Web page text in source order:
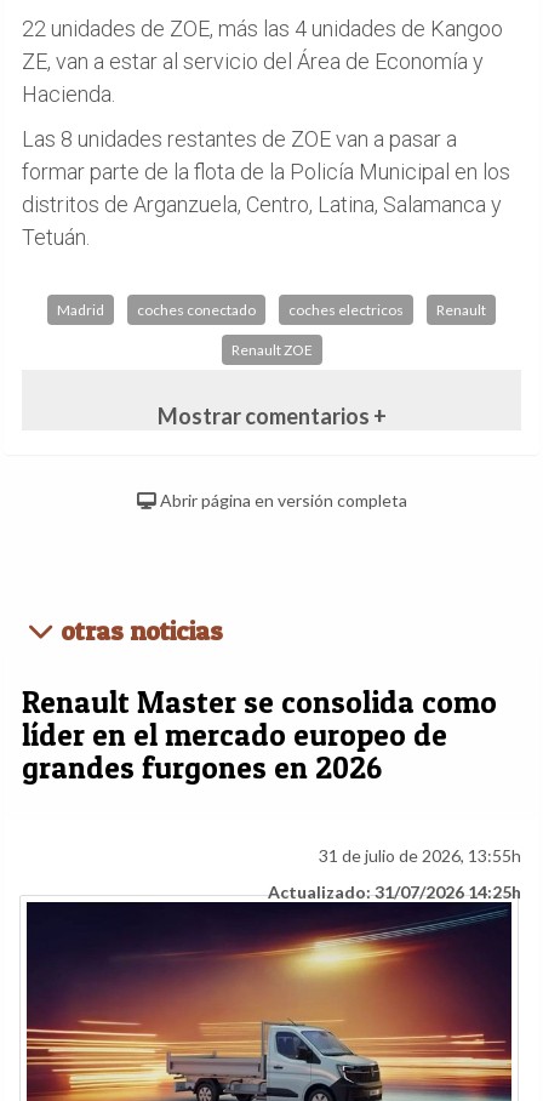
22 unidades de ZOE, más las 4 unidades de Kangoo
ZE, van a estar al servicio del Área de Economía y
Hacienda.
Las 8 unidades restantes de ZOE van a pasar a
formar parte de la flota de la Policía Municipal en los
distritos de Arganzuela, Centro, Latina, Salamanca y
Tetuán.
Madrid coches conectado coches electricos Renault
Renault ZOE
Mostrar comentarios +
Abrir página en versión completa
otras noticias
Renault Master se consolida como
líder en el mercado europeo de
grandes furgones en 2026
31 de julio de 2026, 13:55h
Actualizado: 31/07/2026 14:25h